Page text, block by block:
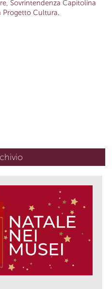
Sovrintendenza Capitolina
Progetto Cultura.